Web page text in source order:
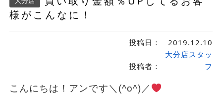
様がこんなに！
投稿日： 2019.12.10
投稿者：
大分店スタッ
フ
こんにちは！アンです＼(^o^)／